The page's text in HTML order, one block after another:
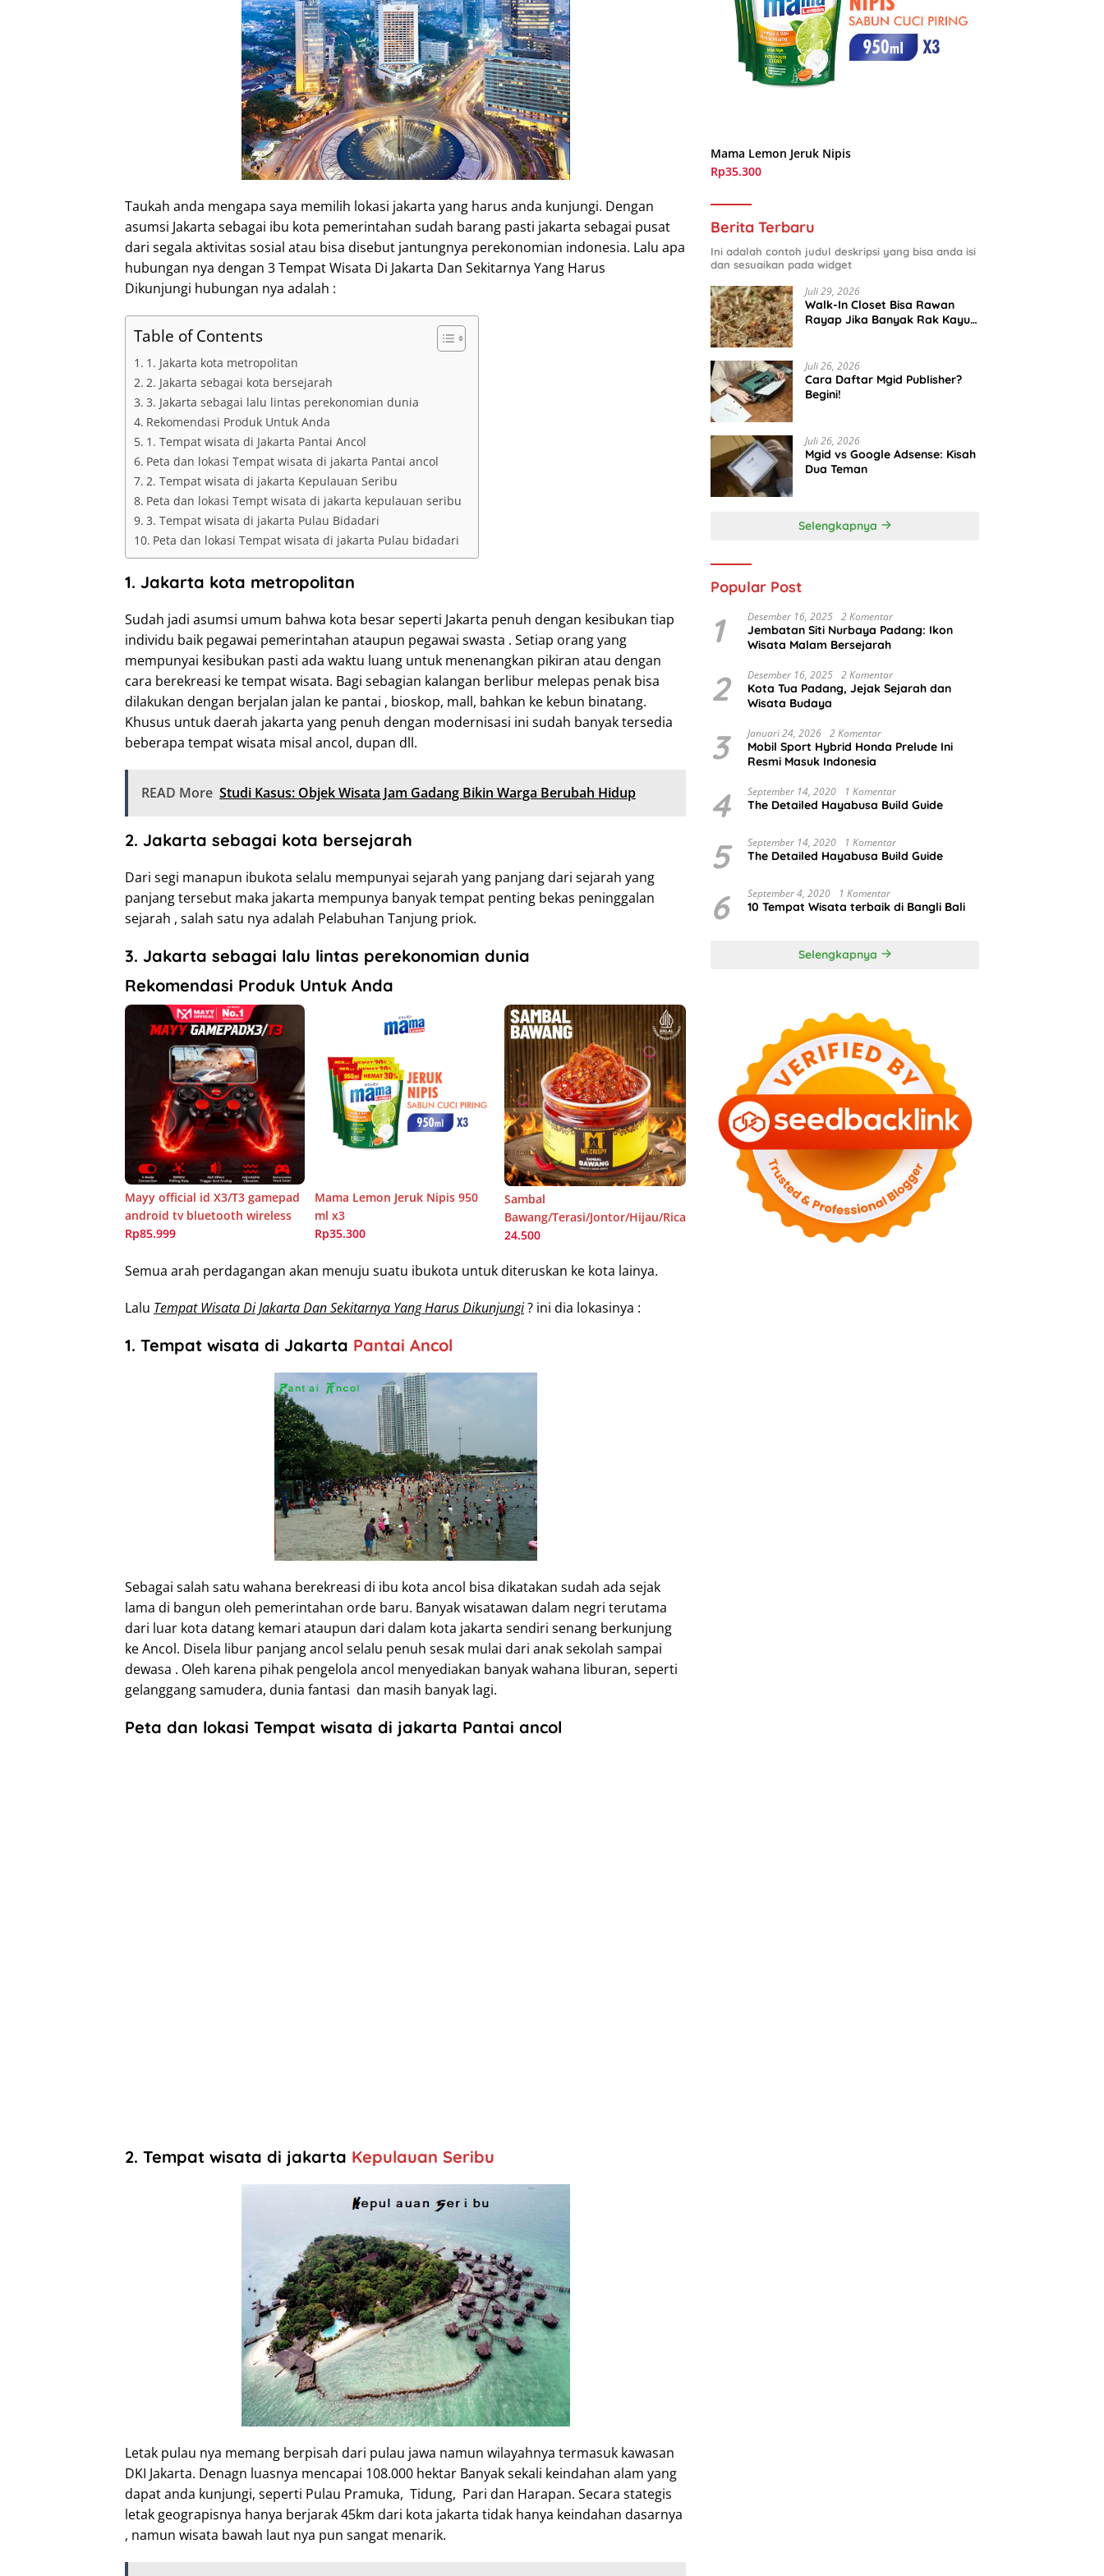
Taukah anda mengapa saya memilih lokasi jakarta yang harus anda kunjungi. Dengan
asumsi Jakarta sebagai ibu kota pemerintahan sudah barang pasti jakarta sebagai pusat
dari segala aktivitas sosial atau bisa disebut jantungnya perekonomian indonesia. Lalu apa
hubungan nya dengan 3 Tempat Wisata Di Jakarta Dan Sekitarnya Yang Harus
Dikunjungi hubungan nya adalah :
Table of Contents
1. Jakarta kota metropolitan
2. Jakarta sebagai kota bersejarah
3. Jakarta sebagai lalu lintas perekonomian dunia
Rekomendasi Produk Untuk Anda
1. Tempat wisata di Jakarta Pantai Ancol
Peta dan lokasi Tempat wisata di jakarta Pantai ancol
2. Tempat wisata di jakarta Kepulauan Seribu
Peta dan lokasi Tempt wisata di jakarta kepulauan seribu
3. Tempat wisata di jakarta Pulau Bidadari
Peta dan lokasi Tempat wisata di jakarta Pulau bidadari
1. Jakarta kota metropolitan
Sudah jadi asumsi umum bahwa kota besar seperti Jakarta penuh dengan kesibukan tiap
individu baik pegawai pemerintahan ataupun pegawai swasta . Setiap orang yang
mempunyai kesibukan pasti ada waktu luang untuk menenangkan pikiran atau dengan
cara berekreasi ke tempat wisata. Bagi sebagian kalangan berlibur melepas penak bisa
dilakukan dengan berjalan jalan ke pantai , bioskop, mall, bahkan ke kebun binatang.
Khusus untuk daerah jakarta yang penuh dengan modernisasi ini sudah banyak tersedia
beberapa tempat wisata misal ancol, dupan dll.
READ More Studi Kasus: Objek Wisata Jam Gadang Bikin Warga Berubah Hidup
2. Jakarta sebagai kota bersejarah
Dari segi manapun ibukota selalu mempunyai sejarah yang panjang dari sejarah yang
panjang tersebut maka jakarta mempunya banyak tempat penting bekas peninggalan
sejarah , salah satu nya adalah Pelabuhan Tanjung priok.
3. Jakarta sebagai lalu lintas perekonomian dunia
Rekomendasi Produk Untuk Anda
Mayy official id X3/T3 gamepad
android tv bluetooth wireless
Rp85.999
Mama Lemon Jeruk Nipis 950
ml x3
Rp35.300
Sambal
Bawang/Terasi/Jontor/Hijau/Rica
24.500
Semua arah perdagangan akan menuju suatu ibukota untuk diteruskan ke kota lainya.
Lalu Tempat Wisata Di Jakarta Dan Sekitarnya Yang Harus Dikunjungi? ini dia lokasinya :
1. Tempat wisata di Jakarta Pantai Ancol
Sebagai salah satu wahana berekreasi di ibu kota ancol bisa dikatakan sudah ada sejak
lama di bangun oleh pemerintahan orde baru. Banyak wisatawan dalam negri terutama
dari luar kota datang kemari ataupun dari dalam kota jakarta sendiri senang berkunjung
ke Ancol. Disela libur panjang ancol selalu penuh sesak mulai dari anak sekolah sampai
dewasa . Oleh karena pihak pengelola ancol menyediakan banyak wahana liburan, seperti
gelanggang samudera, dunia fantasi dan masih banyak lagi.
Peta dan lokasi Tempat wisata di jakarta Pantai ancol
2. Tempat wisata di jakarta Kepulauan Seribu
Letak pulau nya memang berpisah dari pulau jawa namun wilayahnya termasuk kawasan
DKI Jakarta. Denagn luasnya mencapai 108.000 hektar Banyak sekali keindahan alam yang
dapat anda kunjungi, seperti Pulau Pramuka, Tidung, Pari dan Harapan. Secara stategis
letak geograpisnya hanya berjarak 45km dari kota jakarta tidak hanya keindahan dasarnya
, namun wisata bawah laut nya pun sangat menarik.
Mama Lemon Jeruk Nipis
Rp35.300
Berita Terbaru
Ini adalah contoh judul deskripsi yang bisa anda isi
dan sesuaikan pada widget
Juli 29, 2026
Walk-In Closet Bisa Rawan
Rayap Jika Banyak Rak Kayu
Juli 26, 2026
Cara Daftar Mgid Publisher?
Begini!
Juli 26, 2026
Mgid vs Google Adsense: Kisah
Dua Teman
Selengkapnya
Popular Post
1 Desember 16, 2025 2 Komentar
Jembatan Siti Nurbaya Padang: Ikon
Wisata Malam Bersejarah
2 Desember 16, 2025 2 Komentar
Kota Tua Padang, Jejak Sejarah dan
Wisata Budaya
3 Januari 24, 2026 2 Komentar
Mobil Sport Hybrid Honda Prelude Ini
Resmi Masuk Indonesia
4 September 14, 2020 1 Komentar
The Detailed Hayabusa Build Guide
5 September 14, 2020 1 Komentar
The Detailed Hayabusa Build Guide
6 September 4, 2020 1 Komentar
10 Tempat Wisata terbaik di Bangli Bali
Selengkapnya